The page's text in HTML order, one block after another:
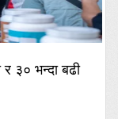
३० भन्दा बढी